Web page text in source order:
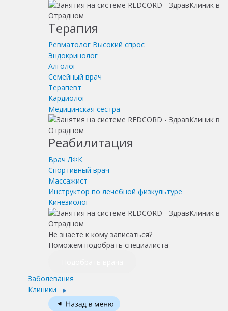
Терапия
Ревматолог Высокий спрос
Эндокринолог
Алголог
Семейный врач
Терапевт
Кардиолог
Медицинская сестра
Реабилитация
Врач ЛФК
Спортивный врач
Массажист
Инструктор по лечебной физкультуре
Кинезиолог
Не знаете к кому записаться?
Поможем подобрать специалиста
Заболевания
Клиники